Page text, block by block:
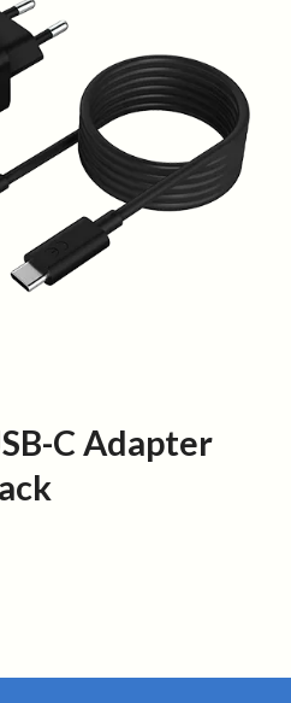
C Adapter